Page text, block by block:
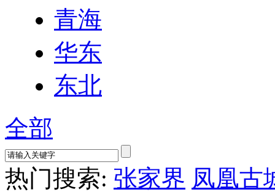
青海
华东
东北
全部
热门搜索: 张家界 凤凰古